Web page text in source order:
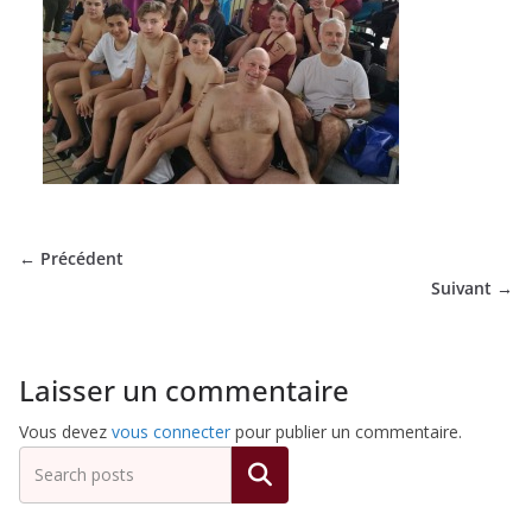
de
Hockey
Subaquatique
de
← Précédent
Suivant →
Laisser un commentaire
Vous devez vous connecter pour publier un commentaire.
Rechercher